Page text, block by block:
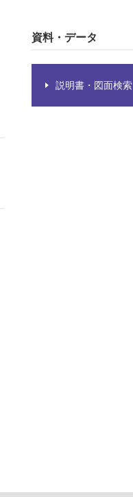
資料・データ
説明書・図面検索